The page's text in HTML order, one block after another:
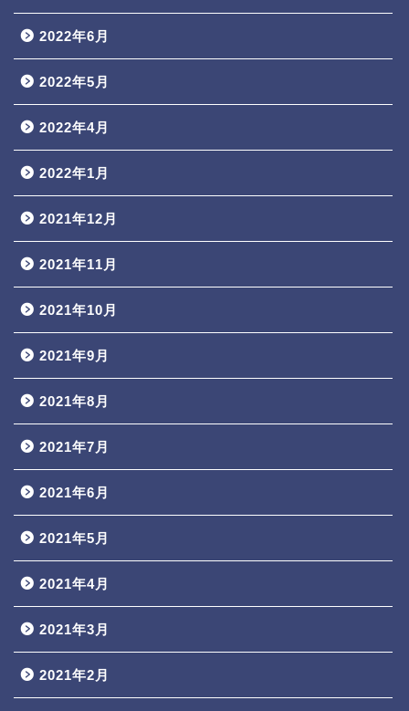
2022年6月
2022年5月
2022年4月
2022年1月
2021年12月
2021年11月
2021年10月
2021年9月
2021年8月
2021年7月
2021年6月
2021年5月
2021年4月
2021年3月
2021年2月